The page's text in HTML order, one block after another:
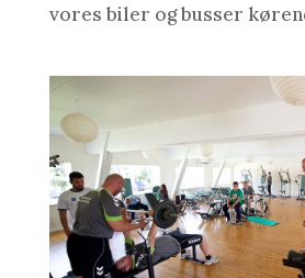
vores biler og busser